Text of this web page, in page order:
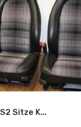
Sitze K...